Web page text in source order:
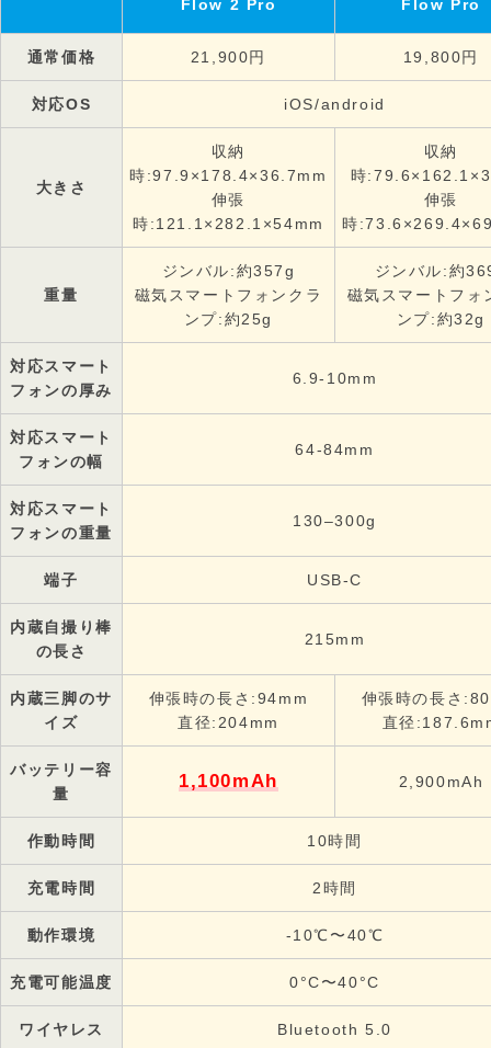
Flow 2 Pro Flow Pro
通常価格 21,900円 19,800円
対応OS iOS/android
大きさ
収納
時:97.9×178.4×36.7mm
伸張
時:121.1×282.1×54mm
収納
時
伸張
時
重量
ジンバル:約357g
磁気スマートフォンクラ
ンプ:約25g
ジンバル:約
磁気スマートフォ
ンプ:約32g
対応スマート
フォンの厚み
6.9-10mm
対応スマート
フォンの幅
64-84mm
対応スマート
フォンの重量
130–300g
端子 USB-C
内蔵自撮り棒
の長さ
215mm
内蔵三脚のサ
イズ
伸張時の長さ:94mm
直径:204mm
伸張時の長さ
直径
バッテリー容
量
1,100mAh 2,900mAh
作動時間 10時間
充電時間 2時間
動作環境 -10℃〜40℃
充電可能温度 0°C〜40°C
ワイヤレス Bluetooth 5.0